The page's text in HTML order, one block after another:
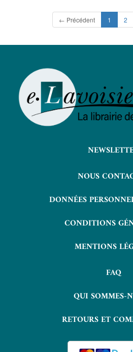
← Précédent 1 (current)
2
NOUS
DONNÉES
CONDITIONS
MENTIONS
FAQ
QUI SOMMES-
RETOURS ET